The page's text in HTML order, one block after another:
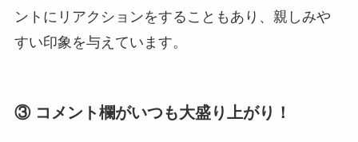
ントにリアクションをすることもあり、親しみや
すい印象を与えています。
③ コメント欄がいつも大盛り上がり！